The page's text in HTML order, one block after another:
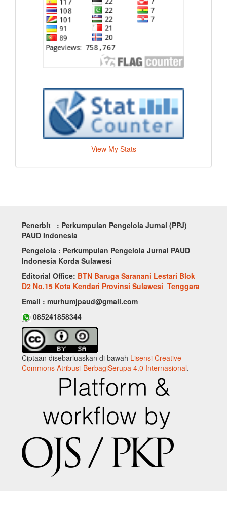
View My Stats
Penerbit : Perkumpulan Pengelola Jurnal (PPJ)
PAUD Indonesia
Pengelola : Perkumpulan Pengelola Jurnal PAUD
Indonesia Korda Sulawesi
Editorial Office: BTN Baruga Saranani Lestari Blok
D2 No.15 Kota Kendari Provinsi Sulawesi Tenggara
Email : murhumjpaud@gmail.com
085241858344
Ciptaan disebarluaskan di bawah Lisensi Creative
Commons Atribusi-BerbagiSerupa 4.0 Internasional.